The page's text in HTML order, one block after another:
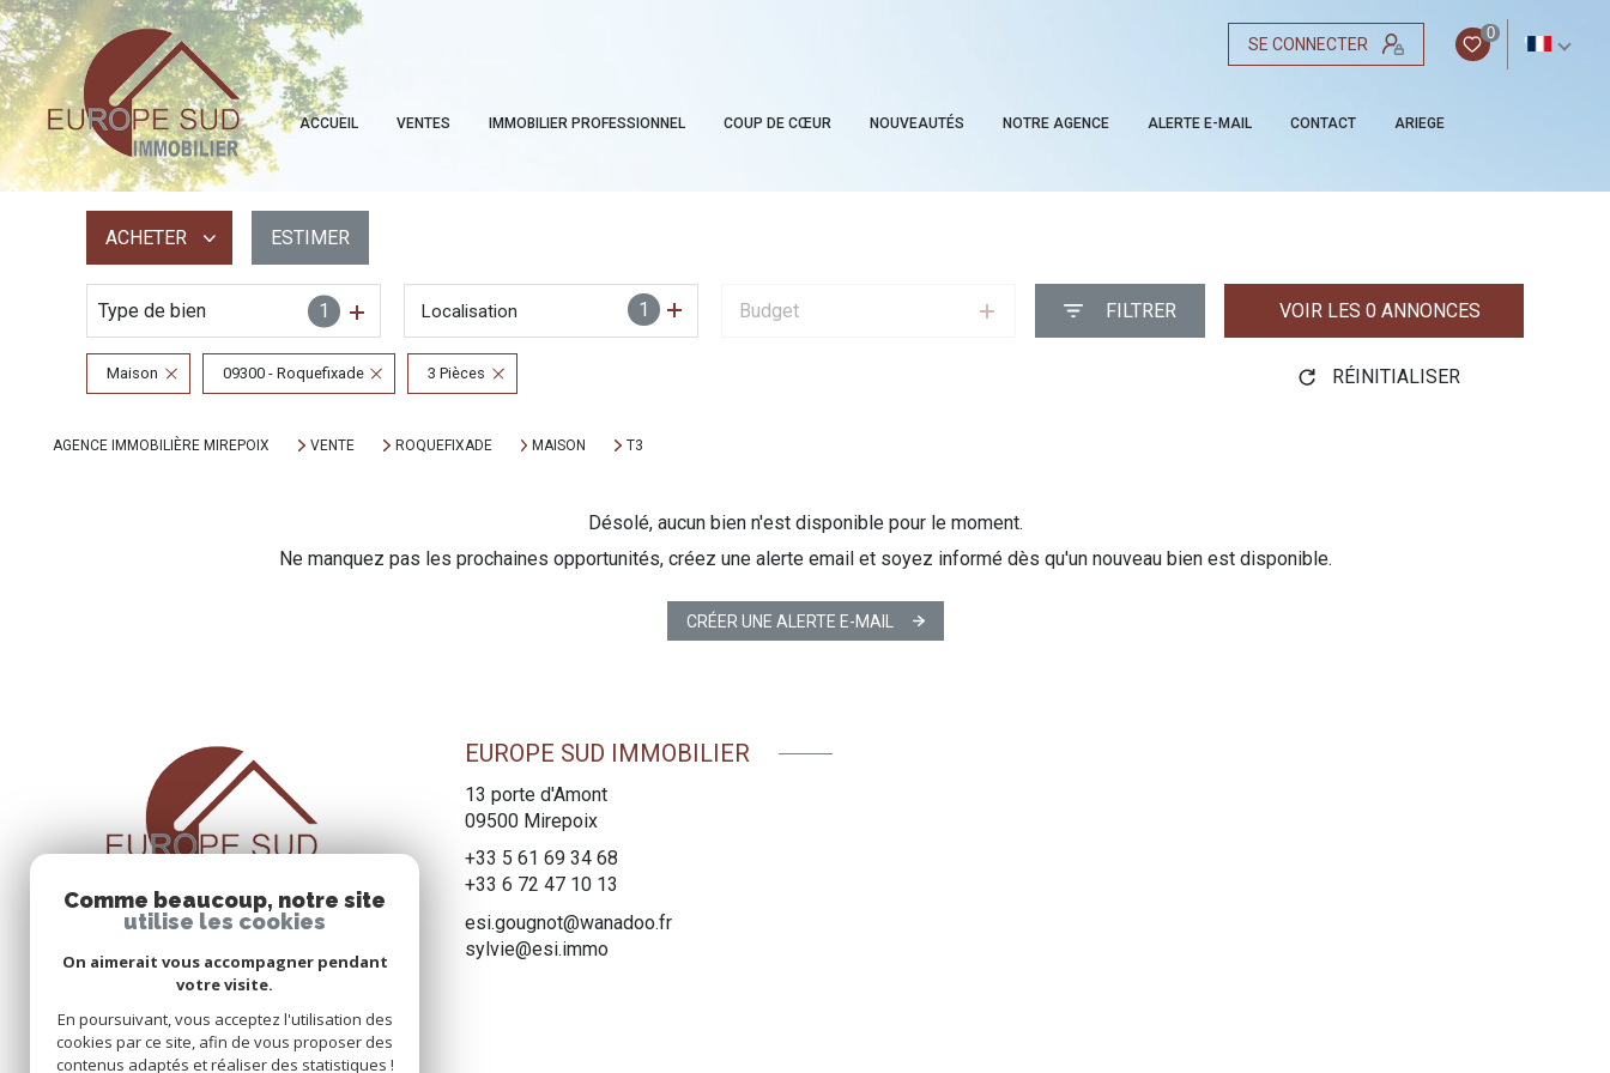
SE CONNECTER
0 FR
ACCUEIL VENTES IMMOBILIER PROFESSIONNEL COUP DE CŒUR NOUVEAUTÉS NOTRE AGENCE ALERTE E-MAIL CONTACT ARIEGE
ACHETER
De l'ancien
ESTIMER
Type de bien 1 1
Localisation Budget FILTRER VOIR LES 0 ANNONCES
Maison 09300 - Roquefixade 3 Pièces RÉINITIALISER
AGENCE IMMOBILIÈRE MIREPOIX VENTE ROQUEFIXADE MAISON T3
Désolé, aucun bien n'est disponible pour le moment.
Ne manquez pas les prochaines opportunités, créez une alerte email et soyez informé dès qu'un nouveau bien est disponible.
CRÉER UNE ALERTE E-MAIL
EUROPE SUD IMMOBILIER
13 porte d'Amont
09500 Mirepoix
+33 5 61 69 34 68
+33 6 72 47 10 13
esi.gougnot@wanadoo.fr
sylvie@esi.immo
Comme beaucoup, notre site
utilise les cookies
On aimerait vous accompagner pendant
votre visite.
En poursuivant, vous acceptez l'utilisation des
cookies par ce site, afin de vous proposer des
contenus adaptés et réaliser des statistiques !